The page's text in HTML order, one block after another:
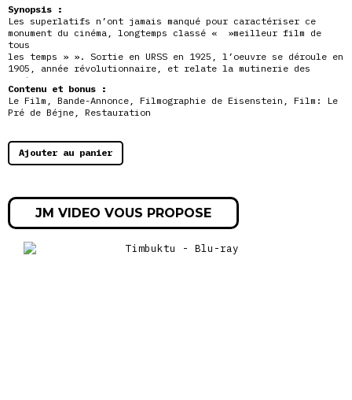
Synopsis :
Les superlatifs n’ont jamais manqué pour caractériser ce
monument du cinéma, longtemps classé « »meilleur film de
tous
les temps » ». Sortie en URSS en 1925, l’oeuvre se déroule en
1905, année révolutionnaire, et relate la mutinerie des
marins
d’Odessa, suivie d’un soutien et d’une insurrection
populaires
réprimés par l’armée tsariste. L’événement historique fut
Contenu et bonus :
Le Film, Bande-Annonce, Filmographie de Eisenstein, Film: Le
Pré de Béjne, Restauration
Ajouter au panier
JM VIDEO VOUS PROPOSE